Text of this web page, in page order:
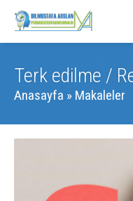
Terk edilme /
Anasayfa » Makaleler